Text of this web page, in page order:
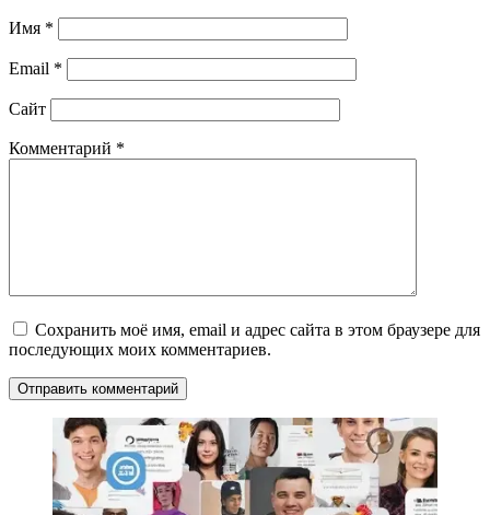
Имя *
Email *
Сайт
Комментарий *
Сохранить моё имя, email и адрес сайта в этом браузере для
последующих моих комментариев.